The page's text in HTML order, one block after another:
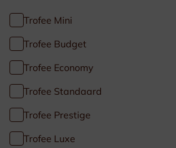
Trofee Mini
Trofee Budget
Trofee Economy
Trofee Standaard
Trofee Prestige
Trofee Luxe